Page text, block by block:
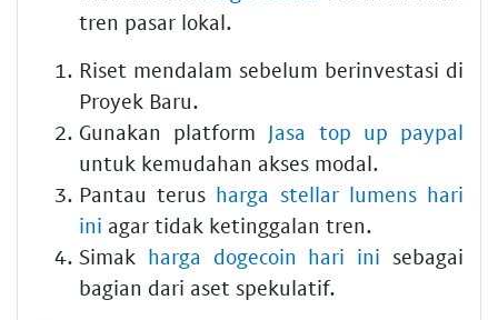
tren pasar lokal.
Riset mendalam sebelum berinvestasi di
Proyek Baru.
Gunakan platform Jasa top up paypal
untuk kemudahan akses modal.
Pantau terus harga stellar lumens hari
ini agar tidak ketinggalan tren.
Simak harga dogecoin hari ini sebagai
bagian dari aset spekulatif.